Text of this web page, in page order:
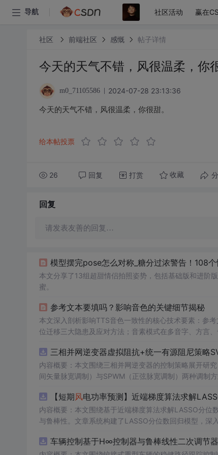
导航 社区活动 赢在
社区 前端社区 感慨 帖子详情
今天的天气不错，风很温柔，你
m0_71105586 2024-07-28 23:13:36
今天的天气不错，风很温柔，你很甜。
给本帖投票
26 回复 打赏 收藏
回复
请发表友善的回复…
模型摆完pose怎么对称_糖分过浓警告！108
本文分享了13组超甜情侣拍照姿势，包括基础版和进阶
蜜。
参考文本要填吗？影响音色的关键细节揭秘
本文深入剖析影响TTS音色一致性的核心技术要素：参
位迁移三大隐患及应对方法；音素模式在多音字、方言
三相并网逆变器虚拟阻抗+统一有源阻尼策略
内容概要：本文围绕三相并网逆变器的控制策略展开研
间矢量脉宽调制）与SPWM（正弦脉宽调制）两种调制
制策略的设计、调制算法的实现、动态响应分析及谐波
术，构建了完整的高性能并网逆变器控制系统仿真体系。; 适合人群：适用于从事电力电子、新能源发电、智能电网及相关领域的研究
科研人员和工程技术人员，特别是具备三相并网逆变器控制理论
工作；③为企业研发高性能、高可靠性的并网逆变器产品提供先进的控制方案
【短期风电功率预测】近端梯度算法求解
内容概要：本文围绕基于近端梯度算法求解LASSO分位
与鲁棒性。文章系统构建了LASSO分位数回归模型，深
能，结果表明其相较于传统方法具有更强的稳定性和准
车辆控制基于H∞控制器与鲁棒线性二次调节